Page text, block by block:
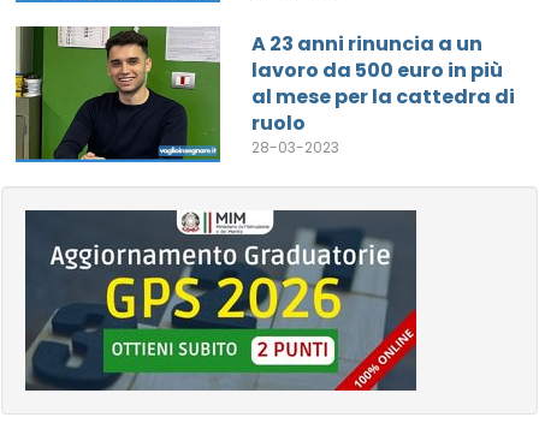
A 23 anni rinuncia a un
lavoro da 500 euro in più
al mese per la cattedra di
ruolo
28-03-2023